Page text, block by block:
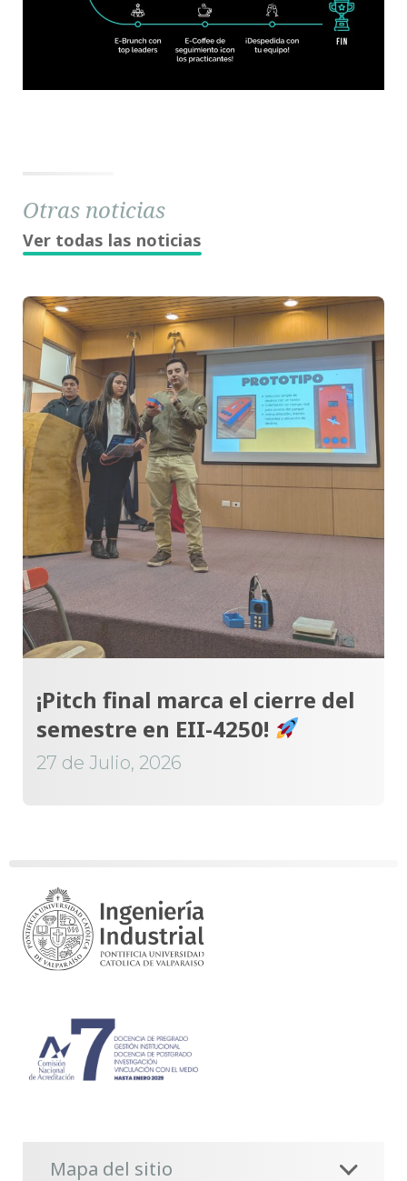
Otras noticias
Ver todas las noticias
¡Pitch final marca el cierre del
semestre en EII-4250!
27 de Julio, 2026
Mapa del sitio